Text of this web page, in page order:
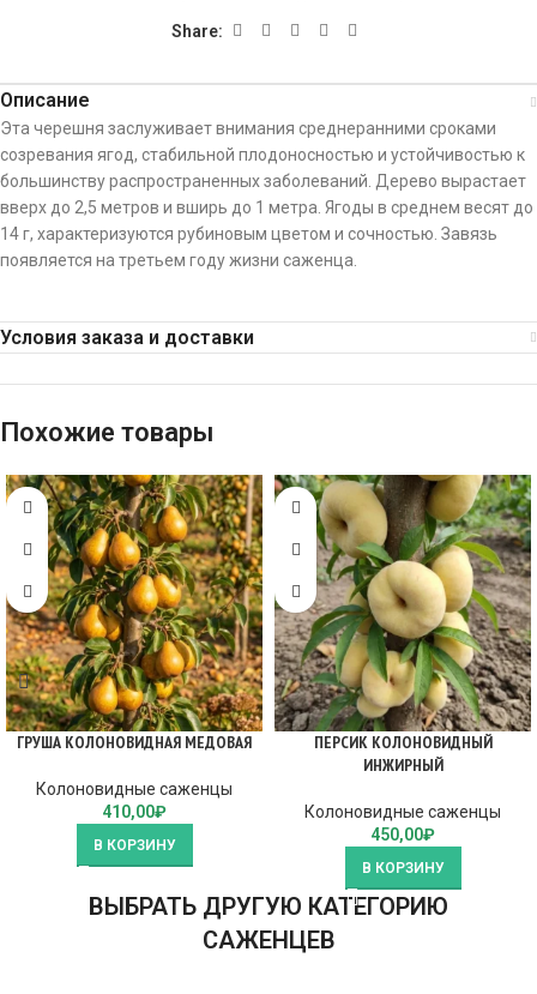
Share:
Описание
Эта черешня заслуживает внимания среднеранними сроками
созревания ягод, стабильной плодоносностью и устойчивостью к
большинству распространенных заболеваний. Дерево вырастает
вверх до 2,5 метров и вширь до 1 метра. Ягоды в среднем весят до
14 г, характеризуются рубиновым цветом и сочностью. Завязь
появляется на третьем году жизни саженца.
Условия заказа и доставки
Похожие товары
ГРУША КОЛОНОВИДНАЯ МЕДОВАЯ
Колоновидные саженцы
410,00₽
В КОРЗИНУ
ПЕРСИК КОЛОНОВИДНЫЙ
ИНЖИРНЫЙ
Колоновидные саженцы
450,00₽
В КОРЗИНУ
ВЫБРАТЬ ДРУГУЮ КАТЕГОРИЮ
САЖЕНЦЕВ